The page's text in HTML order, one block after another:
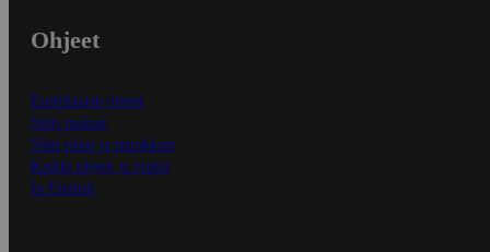
Ohjeet
Ensitilaajan ohjeet
Näin maksat
Näin tilaat ja muokkaat
Kaikki ohjeet ja vinkit
In English